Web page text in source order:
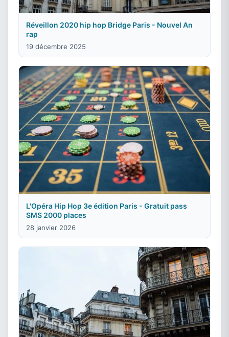
Réveillon 2020 hip hop Bridge Paris - Nouvel An
rap
19 décembre 2025
L'Opéra Hip Hop 3e édition Paris - Gratuit pass
SMS 2000 places
28 janvier 2026